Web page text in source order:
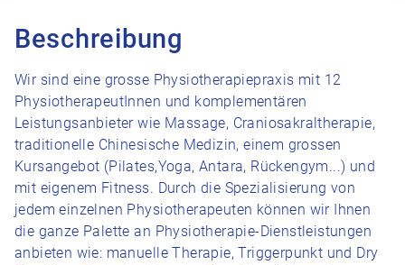
Beschreibung
Wir sind eine grosse Physiotherapiepraxis mit 12
PhysiotherapeutInnen und komplementären
Leistungsanbieter wie Massage, Craniosakraltherapie,
traditionelle Chinesische Medizin, einem grossen
Kursangebot (Pilates,Yoga, Antara, Rückengym...) und
mit eigenem Fitness. Durch die Spezialisierung von
jedem einzelnen Physiotherapeuten können wir Ihnen
die ganze Palette an Physiotherapie-Dienstleistungen
anbieten wie: manuelle Therapie, Triggerpunkt und Dry